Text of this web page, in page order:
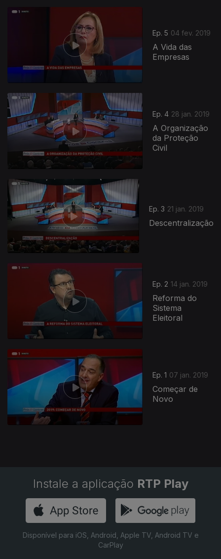
Ep. 5 04 fev. 2019
A Vida das
Empresas
Ep. 4 28 jan. 2019
A Organização
da Proteção
Civil
Ep. 3 21 jan. 2019
Descentralização
Ep. 2 14 jan. 2019
Reforma do
Sistema
Eleitoral
Ep. 1 07 jan. 2019
Começar de
Novo
383207
Instale a aplicação RTP Play
Disponível para iOS, Android, Apple TV, Android TV e
CarPlay